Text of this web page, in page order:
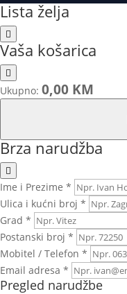
Lista želja
Vaša košarica
Ukupno: 0,00 KM
Brza narudžba
Ime i Prezime *
Ulica i kućni broj *
Grad *
Postanski broj *
Mobitel / Telefon *
Email adresa *
Pregled narudžbe